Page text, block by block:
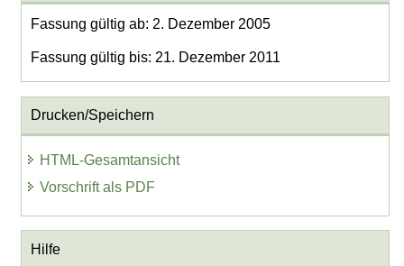
Fassung gültig ab: 2. Dezember 2005
Fassung gültig bis: 21. Dezember 2011
Drucken/Speichern
HTML-Gesamtansicht
Vorschrift als PDF
Hilfe